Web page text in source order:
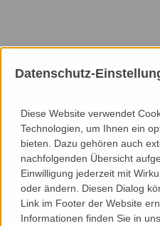
Datenschutz-
Diese Website verwendet
Technologien, um Ihnen ein
bieten. Dazu gehören auch
nachfolgenden Übersicht
Einwilligung jederzeit mit
oder ändern. Diesen Dialog
Link im Footer der Website
Informationen finden Sie in